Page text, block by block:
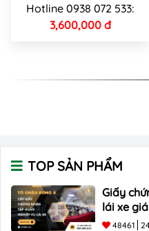
Hotline 0938 072 533:
3,600,000 đ
TOP SẢN PHẨM
Giấy
lái xe
48461